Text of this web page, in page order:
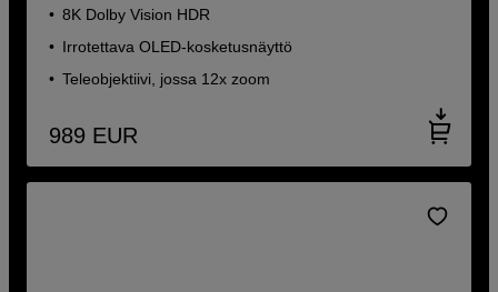
8K Dolby Vision HDR
Irrotettava OLED-kosketusnäyttö
Teleobjektiivi, jossa 12x zoom
989 EUR